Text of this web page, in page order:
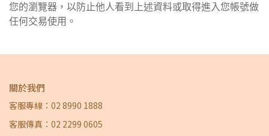
您的瀏覽器，以防止他人看到上述資料或取得進入您帳號做
任何交易使用。
關於我們
客服專線：02 8990 1888
客服傳真：02 2299 0605